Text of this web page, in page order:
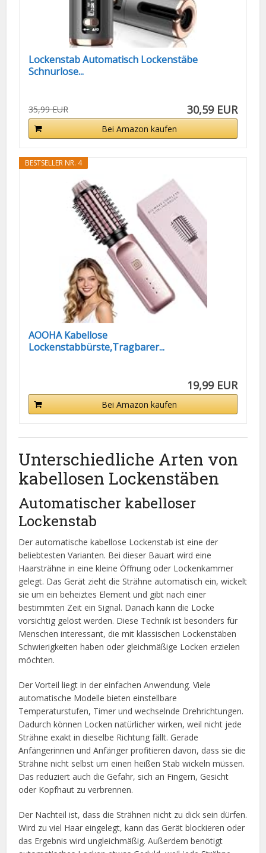
Lockenstab Automatisch Lockenstäbe
Schnurlose...
35,99 EUR 30,59 EUR
Bei Amazon kaufen
BESTSELLER NR. 4
AOOHA Kabellose
Lockenstabbürste,Tragbarer...
19,99 EUR
Bei Amazon kaufen
Unterschiedliche Arten von
kabellosen Lockenstäben
Automatischer kabelloser
Lockenstab
Der automatische kabellose Lockenstab ist eine der
beliebtesten Varianten. Bei dieser Bauart wird eine
Haarsträhne in eine kleine Öffnung oder Lockenkammer
gelegt. Das Gerät zieht die Strähne automatisch ein, wickelt
sie um ein beheiztes Element und gibt nach einer
bestimmten Zeit ein Signal. Danach kann die Locke
vorsichtig gelöst werden. Diese Technik ist besonders für
Menschen interessant, die mit klassischen Lockenstäben
Schwierigkeiten haben oder gleichmäßige Locken erzielen
möchten.
Der Vorteil liegt in der einfachen Anwendung. Viele
automatische Modelle bieten einstellbare
Temperaturstufen, Timer und wechselnde Drehrichtungen.
Dadurch können Locken natürlicher wirken, weil nicht jede
Strähne exakt in dieselbe Richtung fällt. Gerade
Anfängerinnen und Anfänger profitieren davon, dass sie die
Strähne nicht selbst um einen heißen Stab wickeln müssen.
Das reduziert auch die Gefahr, sich an Fingern, Gesicht
oder Kopfhaut zu verbrennen.
Der Nachteil ist, dass die Strähnen nicht zu dick sein dürfen.
Wird zu viel Haar eingelegt, kann das Gerät blockieren oder
das Ergebnis wird ungleichmäßig. Außerdem benötigt